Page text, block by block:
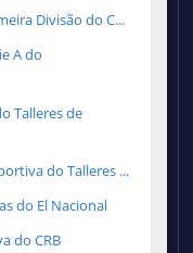
Divisão do C...
A do
Talleres de
do Talleres ...
do El Nacional
do CRB